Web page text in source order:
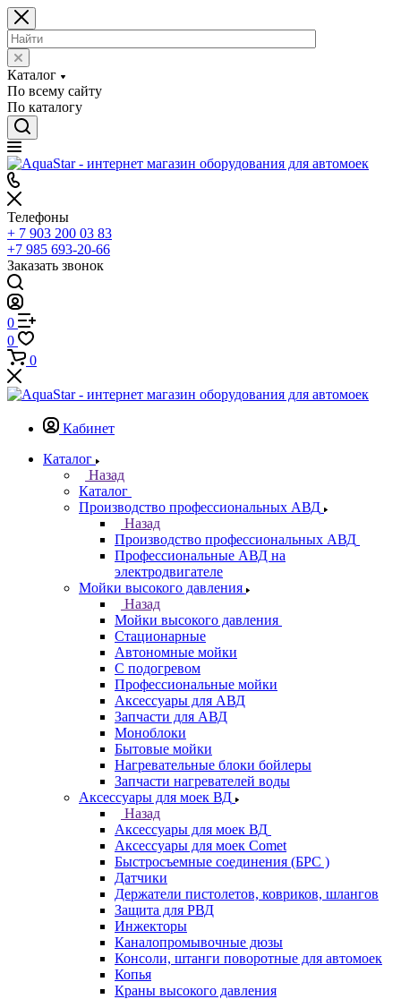
Каталог
По всему сайту
По каталогу
Телефоны
+ 7 903 200 03 83
+7 985 693-20-66
Заказать звонок
0
0
0
Кабинет
Каталог
Назад
Каталог
Производство профессиональных АВД
Назад
Производство профессиональных АВД
Профессиональные АВД на
электродвигателе
Мойки высокого давления
Назад
Мойки высокого давления
Стационарные
Автономные мойки
С подогревом
Профессиональные мойки
Аксессуары для АВД
Запчасти для АВД
Моноблоки
Бытовые мойки
Нагревательные блоки бойлеры
Запчасти нагревателей воды
Аксессуары для моек ВД
Назад
Аксессуары для моек ВД
Аксессуары для моек Comet
Быстросъемные соединения (БРС )
Датчики
Держатели пистолетов, ковриков, шлангов
Защита для РВД
Инжекторы
Каналопромывочные дюзы
Консоли, штанги поворотные для автомоек
Копья
Краны высокого давления